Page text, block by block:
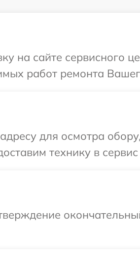
на сайте сервисного
работ ремонта
для осмотра
технику в